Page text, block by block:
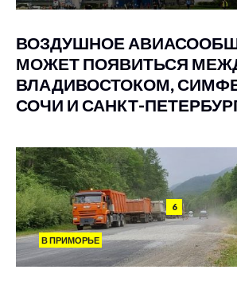
ВОЗДУШНОЕ
МОЖЕТ ПОЯВИТЬСЯ
ВЛАДИВОСТОКОМ,
СОЧИ И САНКТ-
6
В ПРИМОРЬЕ